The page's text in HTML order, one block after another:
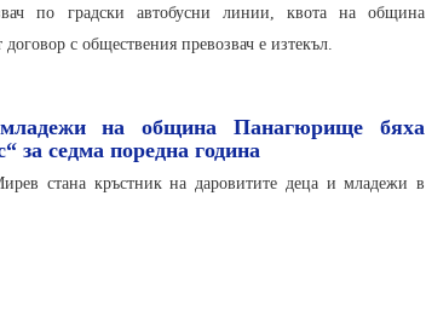
по градски автобусни линии, квота на община
с обществения превозвач е изтекъл.
на община Панагюрище бяха
за седма поредна година
стана кръстник на даровитите деца и младежи в